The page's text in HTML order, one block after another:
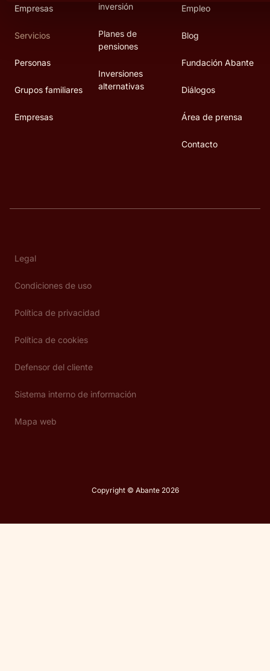
Empresas
Servicios
Personas
Grupos familiares
Empresas
inversión
Planes de
pensiones
Inversiones
alternativas
Empleo
Blog
Fundación Abante
Diálogos
Área de prensa
Contacto
Legal
Condiciones de uso
Política de privacidad
Política de cookies
Defensor del cliente
Sistema interno de información
Mapa web
Copyright © Abante 2026